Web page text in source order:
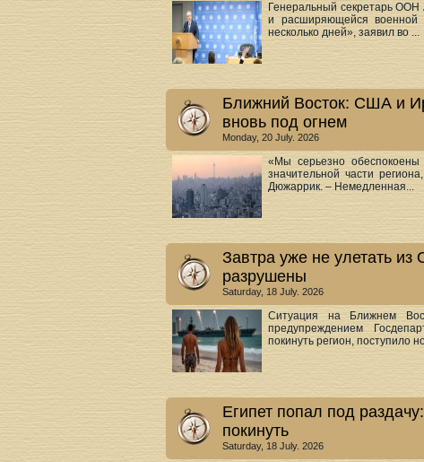
Генеральный секретарь
и расширяющейся
несколько дней», заявил во ...
Ближний Восток: США и
вновь под огнем
Monday, 20 July. 2026
«Мы серьезно обеспокоены
значительной части
Дюжаррик. – Немедленная...
Завтра уже не улетать
разрушены
Saturday, 18 July. 2026
Ситуация на Ближнем
предупреждением
покинуть регион, поступило
Египет попал под
покинуть
Saturday, 18 July. 2026